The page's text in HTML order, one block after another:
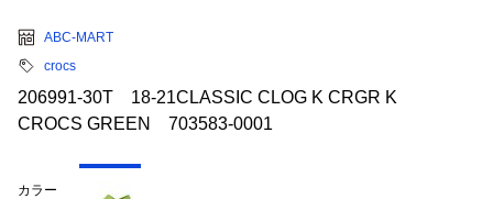
ABC-MART
crocs
206991-30T 18-21CLASSIC CLOG K CRGR K
CROCS GREEN 703583-0001
カラー